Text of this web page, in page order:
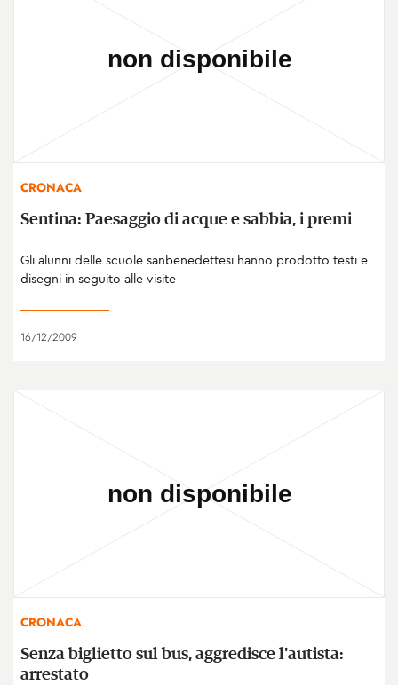
CRONACA
Sentina: Paesaggio di acque e sabbia, i premi
Gli alunni delle scuole sanbenedettesi hanno prodotto testi e
disegni in seguito alle visite
16/12/2009
CRONACA
Senza biglietto sul bus, aggredisce l'autista:
arrestato